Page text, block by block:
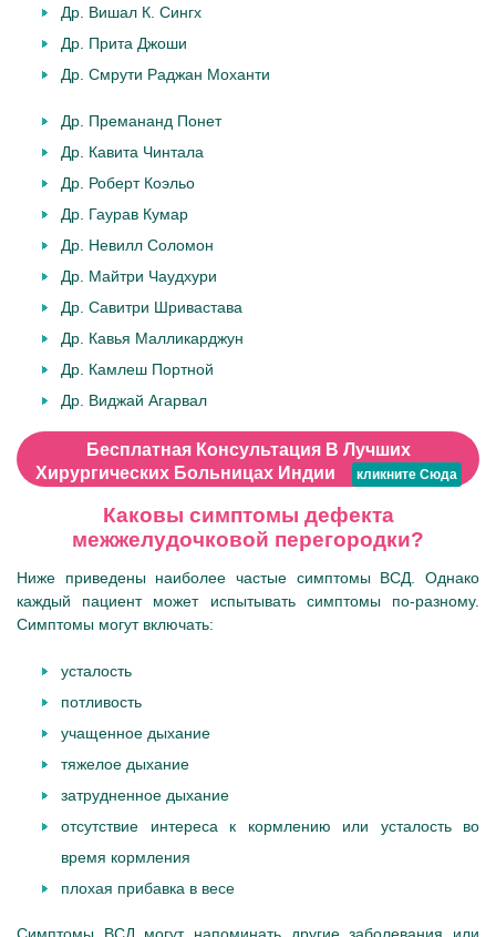
Др. Вишал К. Сингх
Др. Прита Джоши
Др. Смрути Раджан Моханти
Др. Премананд Понет
Др. Кавита Чинтала
Др. Роберт Коэльо
Др. Гаурав Кумар
Др. Невилл Соломон
Др. Майтри Чаудхури
Др. Савитри Шривастава
Др. Кавья Малликарджун
Др. Камлеш Портной
Др. Виджай Агарвал
Бесплатная Консультация В Лучших
Хирургических Больницах Индии
Кликните Сюда
Каковы симптомы дефекта
межжелудочковой перегородки?
Ниже приведены наиболее частые симптомы ВСД. Однако
каждый пациент может испытывать симптомы по-разному.
Симптомы могут включать:
усталость
потливость
учащенное дыхание
тяжелое дыхание
затрудненное дыхание
отсутствие интереса к кормлению или усталость во
время кормления
плохая прибавка в весе